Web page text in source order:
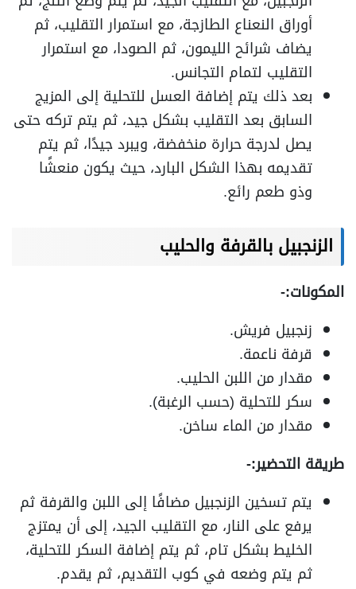
أوراق النعناع الطازجة، مع استمرار التقليب، ثم
يضاف شرائح الليمون، ثم الصودا، مع استمرار
التقليب لتمام التجانس.
بعد ذلك يتم إضافة العسل للتحلية إلى المزيج
السابق بعد التقليب بشكل جيد، ثم يتم تركه حتى
يصل لدرجة حرارة منخفضة، ويبرد جيدًا، ثم يتم
تقديمه بهذا الشكل البارد، حيث يكون منعشًا
وذو طعم رائع.
الزنجبيل بالقرفة والحليب
المكونات:-
زنجبيل فريش.
قرفة ناعمة.
مقدار من اللبن الحليب.
سكر للتحلية (حسب الرغبة).
مقدار من الماء ساخن.
طريقة التحضير:-
يتم تسخين الزنجبيل مضافًا إلى اللبن والقرفة ثم
يرفع على النار، مع التقليب الجيد، إلى أن يمتزج
الخليط بشكل تام، ثم يتم إضافة السكر للتحلية،
ثم يتم وضعه في كوب التقديم، ثم يقدم.